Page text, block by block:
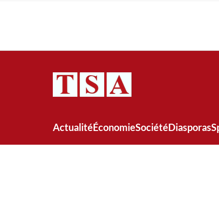
ActualitéÉconomieSociétéDiasporas